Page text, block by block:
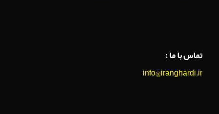
تماس با ما :
info@iranghardi.ir